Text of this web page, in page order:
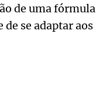
de uma fórmula
se adaptar aos